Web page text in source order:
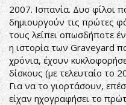
2007. Ισπανία. Δυο φίλοι
δημιουργούν τις πρώτες
τους λείπει οπωσδήποτε
η ιστορία των Graveyard
χρόνια, έχουν
δίσκους (με τελευταίο το
Για να το γιορτάσουν,
είχαν ηχογραφήσει το